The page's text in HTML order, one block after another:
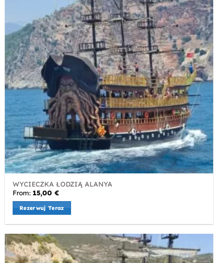
WYCIECZKA ŁODZIĄ ALANYA
From: 15,00€
Rezerwuj Teraz